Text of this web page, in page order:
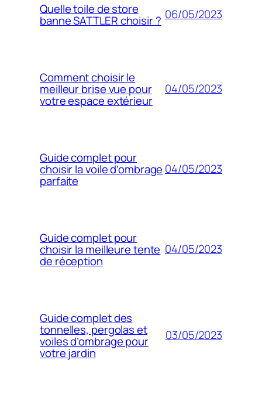
Quelle toile de store
banne SATTLER choisir ? 06/05/2023
Comment choisir le
meilleur brise vue pour
votre espace extérieur
04/05/2023
Guide complet pour
choisir la voile d’ombrage
parfaite
04/05/2023
Guide complet pour
choisir la meilleure tente
de réception
04/05/2023
Guide complet des
tonnelles, pergolas et
voiles d’ombrage pour
votre jardin
03/05/2023